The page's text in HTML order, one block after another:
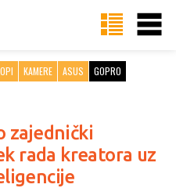
KAMERE ASUS
GOPRO
zajednički
rada kreatora uz